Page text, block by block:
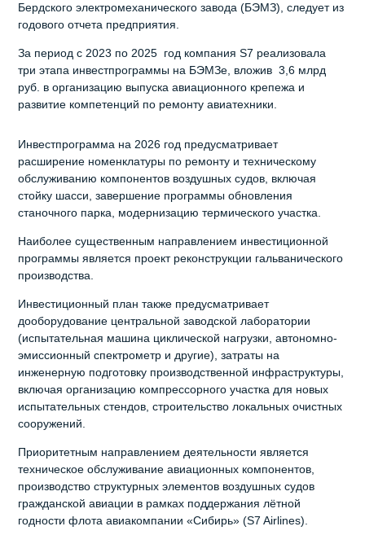
Бердского электромеханического завода (БЭМЗ), следует из
годового отчета предприятия.
За период с 2023 по 2025 год компания S7 реализовала
три этапа инвестпрограммы на БЭМЗе, вложив 3,6 млрд
руб. в организацию выпуска авиационного крепежа и
развитие компетенций по ремонту авиатехники.
Инвестпрограмма на 2026 год предусматривает
расширение номенклатуры по ремонту и техническому
обслуживанию компонентов воздушных судов, включая
стойку шасси, завершение программы обновления
станочного парка, модернизацию термического участка.
Наиболее существенным направлением инвестиционной
программы является проект реконструкции гальванического
производства.
Инвестиционный план также предусматривает
дооборудование центральной заводской лаборатории
(испытательная машина циклической нагрузки, автономно-
эмиссионный спектрометр и другие), затраты на
инженерную подготовку производственной инфраструктуры,
включая организацию компрессорного участка для новых
испытательных стендов, строительство локальных очистных
сооружений.
Приоритетным направлением деятельности является
техническое обслуживание авиационных компонентов,
производство структурных элементов воздушных судов
гражданской авиации в рамках поддержания лётной
годности флота авиакомпании «Сибирь» (S7 Airlines).